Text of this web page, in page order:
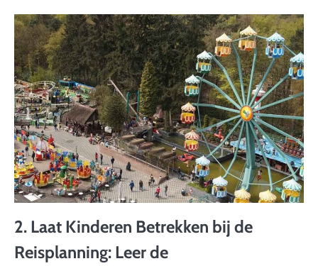
2. Laat Kinderen Betrekken bij de
Reisplanning: Leer de